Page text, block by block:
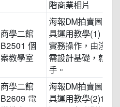
階商業相片
商學二館
B2501 個
案教學室
海報DM拍賣圖片
具運用教學(1) 工
實務操作，由淺入
需設計基礎，就能
手。
商學二館
B2609 電
海報DM拍賣圖片
具運用教學(2)色彩